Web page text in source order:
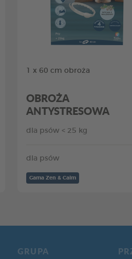
1 x 60 cm obroża
OBROŻA
ANTYSTRESOWA
dla psów < 25 kg
dla psów
Gama Zen & Calm
GRUPA